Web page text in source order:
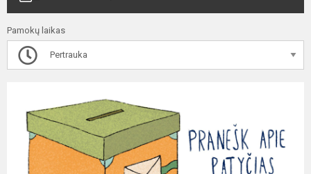
Pamokų laikas
Pertrauka